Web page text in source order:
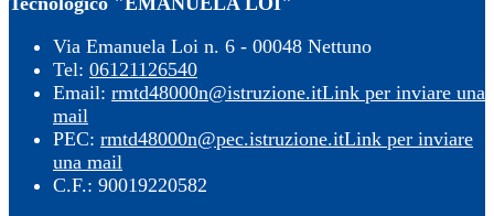
Via Emanuela Loi n. 6 - 00048 Nettuno
Tel: 06121126540
Email: rmtd48000n@istruzione.itLink per inviare una
mail
PEC: rmtd48000n@pec.istruzione.itLink per inviare
una mail
C.F.: 90019220582